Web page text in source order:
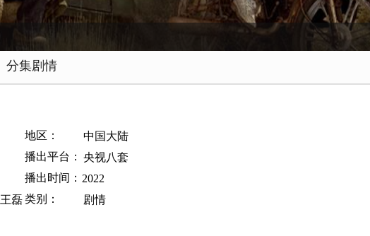
分集剧情
地区：
中国大陆
播出平台： 央视八套
播出时间： 2022
王磊类别： 剧情